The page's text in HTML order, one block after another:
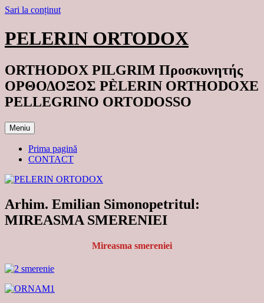
Sari la conținut
PELERIN ORTODOX
ORTHODOX PILGRIM Προσκυνητής
ΟΡΘΟΔΟΞΟΣ PÈLERIN ORTHODOXE
PELLEGRINO ORTODOSSO
Meniu
Prima pagină
CONTACT
Arhim. Emilian Simonopetritul:
MIREASMA SMERENIEI
Mireasma smereniei